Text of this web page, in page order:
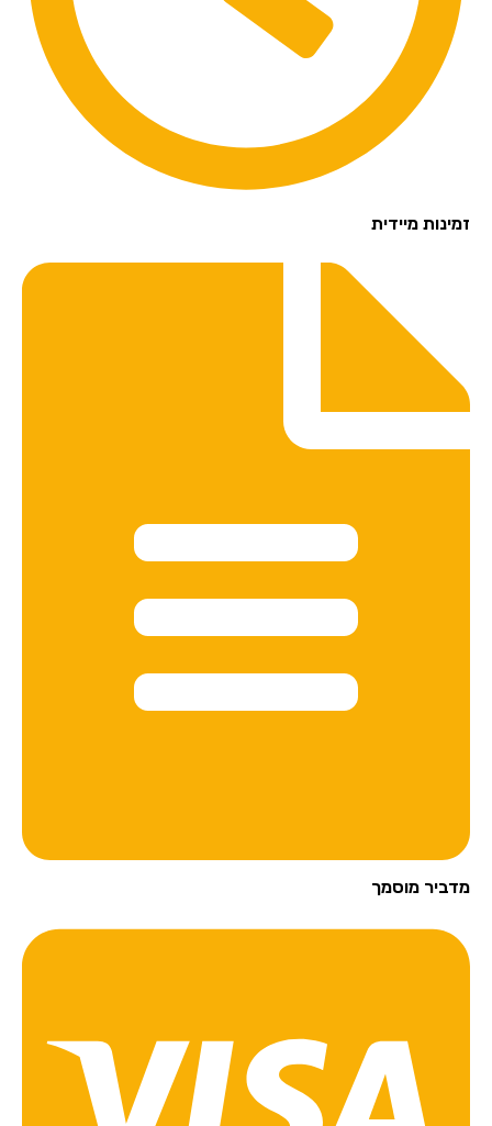
זמינות מיידית
מדביר מוסמך